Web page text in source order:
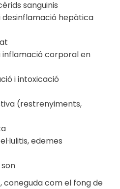
sanguinis
desinflamació hepàtica
inflamació corporal en
i intoxicació
(restrenyiments,
edemes
coneguda com el fong de